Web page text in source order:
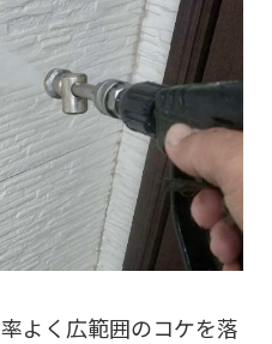
よく広範囲のコケを落